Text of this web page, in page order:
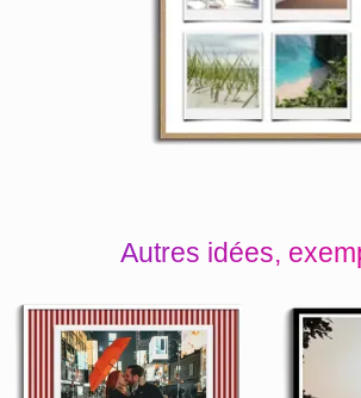
Autres idées,